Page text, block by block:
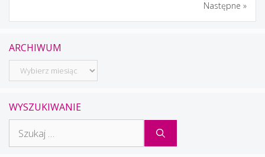
Następne »
ARCHIWUM
Archiwum
WYSZUKIWANIE